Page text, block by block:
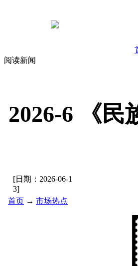
阅读新闻
2026-6 《
[日期： 2026-06-1
3]
首页 → 市场热点